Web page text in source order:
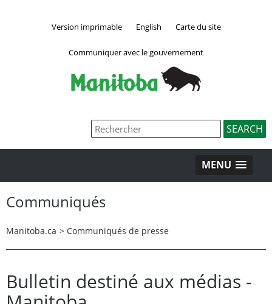
Version imprimable English Carte du site
Communiquer avec le gouvernement
MENU
Communiqués
Manitoba.ca > Communiqués de presse
Bulletin destiné aux médias -